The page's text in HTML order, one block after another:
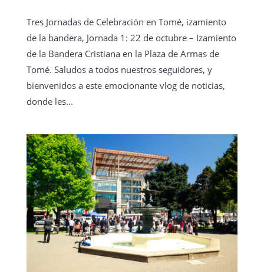
Tres Jornadas de Celebración en Tomé, izamiento
de la bandera, Jornada 1: 22 de octubre – Izamiento
de la Bandera Cristiana en la Plaza de Armas de
Tomé. Saludos a todos nuestros seguidores, y
bienvenidos a este emocionante vlog de noticias,
donde les...